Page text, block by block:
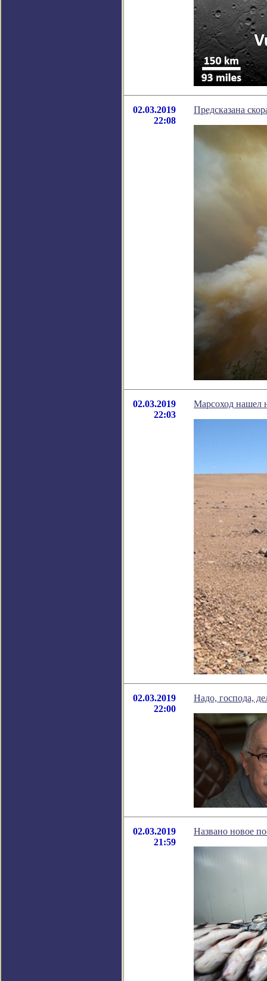
02.03.2019
22:08
Предсказана
02.03.2019
22:03
Марсоход нашел
02.03.2019
22:00
Надо, господа,
02.03.2019
21:59
Названо новое